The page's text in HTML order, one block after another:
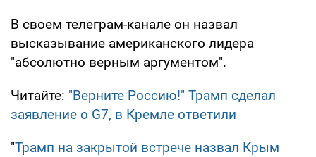
В своем телеграм-канале он назвал
высказывание американского лидера
"абсолютно верным аргументом".
Читайте: "Верните Россию!" Трамп сделал
заявление о G7, в Кремле ответили
"Трамп на закрытой встрече назвал Крым